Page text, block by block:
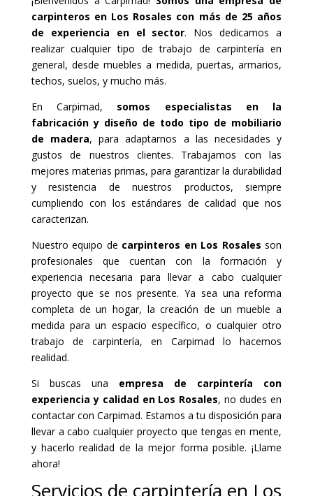
carpinteros en Los Rosales con más de 25 años
de experiencia en el sector. Nos dedicamos a
realizar cualquier tipo de trabajo de carpintería en
general, desde muebles a medida, puertas, armarios,
techos, suelos, y mucho más.
En Carpimad, somos especialistas en la
fabricación y diseño de todo tipo de mobiliario
de madera, para adaptarnos a las necesidades y
gustos de nuestros clientes. Trabajamos con las
mejores materias primas, para garantizar la durabilidad
y resistencia de nuestros productos, siempre
cumpliendo con los estándares de calidad que nos
caracterizan.
Nuestro equipo de carpinteros en Los Rosalesson
profesionales que cuentan con la formación y
experiencia necesaria para llevar a cabo cualquier
proyecto que se nos presente. Ya sea una reforma
completa de un hogar, la creación de un mueble a
medida para un espacio específico, o cualquier otro
trabajo de carpintería, en Carpimad lo hacemos
realidad.
Si buscas una empresa de carpintería con
experiencia y calidad en Los Rosales, no dudes en
contactar con Carpimad. Estamos a tu disposición para
llevar a cabo cualquier proyecto que tengas en mente,
y hacerlo realidad de la mejor forma posible. ¡Llame
ahora!
Servicios de carpintería en Los